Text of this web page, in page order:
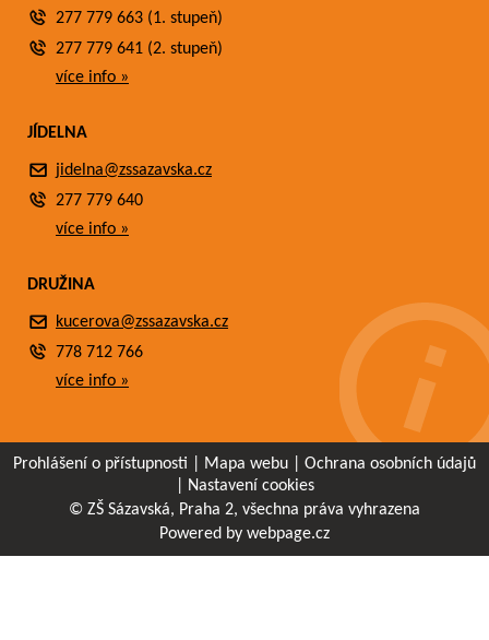
277 779 663 (1. stupeň)
277 779 641 (2. stupeň)
více info »
JÍDELNA
jidelna@zssazavska.cz
277 779 640
více info »
DRUŽINA
kucerova@zssazavska.cz
778 712 766
více info »
Prohlášení o přístupnosti Mapa webu
Ochrana osobních údajů
Nastavení cookies
© ZŠ Sázavská, Praha 2, všechna práva vyhrazena
Powered by webpage.cz